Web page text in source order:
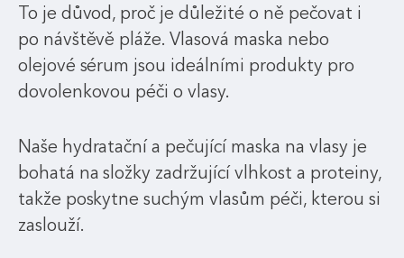
To je důvod, proč je důležité o ně pečovat i
po návštěvě pláže. Vlasová maska nebo
olejové sérum jsou ideálními produkty pro
dovolenkovou péči o vlasy.
Naše hydratační a pečující maska na vlasy je
bohatá na složky zadržující vlhkost a proteiny,
takže poskytne suchým vlasům péči, kterou si
zaslouží.